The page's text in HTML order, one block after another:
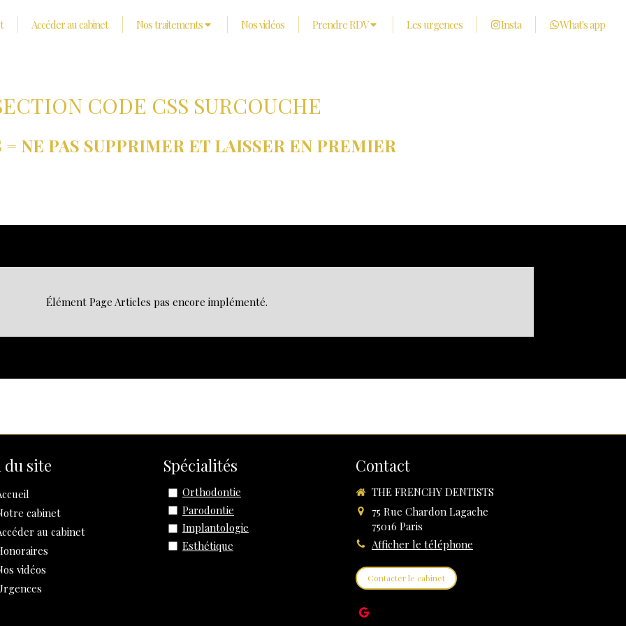
Accéder au cabinet Nos traitements Nos vidéos Prendre RDV Les urgences Insta What's app
CODE CSS SURCOUCHE
= NE PAS SUPPRIMER ET LAISSER EN PREMIER
Élément Page Articles pas encore implémenté.
du site
cabinet
au cabinet
vidéos
Spécialités
Orthodontie
Parodontie
Implantologie
Esthétique
Contact
THE FRENCHY DENTISTS
75 Rue Chardon Lagache
75016 Paris
Afficher le téléphone
Contacter le cabinet